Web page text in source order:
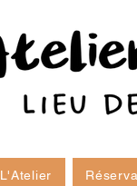
L'Atelier